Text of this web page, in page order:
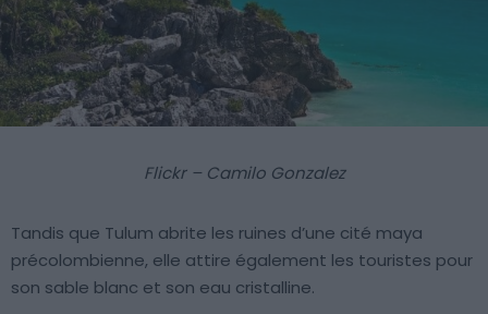
Flickr – Camilo Gonzalez
Tandis que Tulum abrite les ruines d’une cité maya
précolombienne, elle attire également les touristes pour
son sable blanc et son eau cristalline.